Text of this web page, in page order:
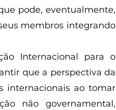
pode, eventualmente,
membros integrando
Internacional para o
que a perspectiva da
internacionais ao tomar
não governamental,